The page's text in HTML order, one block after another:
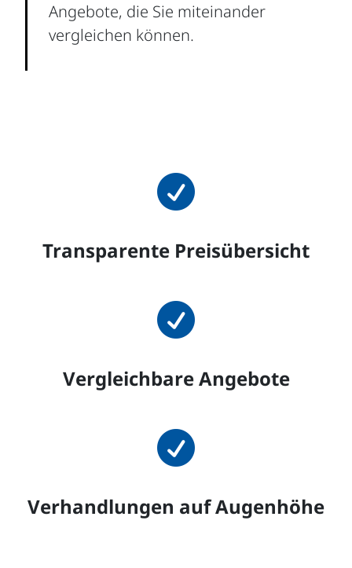
Angebote, die Sie miteinander
vergleichen können.

Transparente Preisübersicht

Vergleichbare Angebote

Verhandlungen auf Augenhöhe